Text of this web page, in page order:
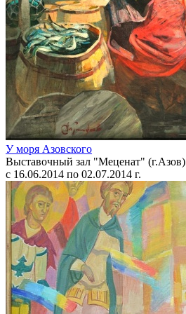
У моря Азовского
Выставочный зал "Меценат" (г.Азов)
с 16.06.2014 по 02.07.2014 г.